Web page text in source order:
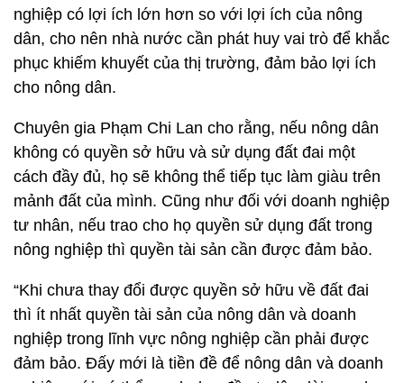
nghiệp có lợi ích lớn hơn so với lợi ích của nông
dân, cho nên nhà nước cần phát huy vai trò để khắc
phục khiếm khuyết của thị trường, đảm bảo lợi ích
cho nông dân.
Chuyên gia Phạm Chi Lan cho rằng, nếu nông dân
không có quyền sở hữu và sử dụng đất đai một
cách đầy đủ, họ sẽ không thể tiếp tục làm giàu trên
mảnh đất của mình. Cũng như đối với doanh nghiệp
tư nhân, nếu trao cho họ quyền sử dụng đất trong
nông nghiệp thì quyền tài sản cần được đảm bảo.
“Khi chưa thay đổi được quyền sở hữu về đất đai
thì ít nhất quyền tài sản của nông dân và doanh
nghiệp trong lĩnh vực nông nghiệp cần phải được
đảm bảo. Đấy mới là tiền đề để nông dân và doanh